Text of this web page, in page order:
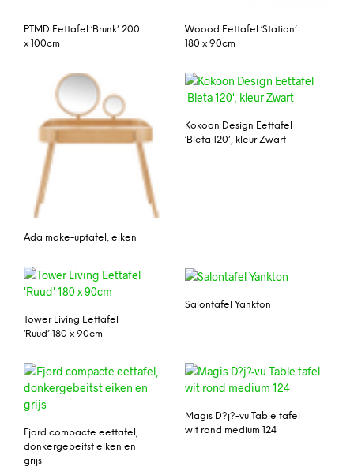
PTMD Eettafel ‘Brunk’ 200
x 100cm
Woood Eettafel ‘Station’
180 x 90cm
Ada make-uptafel, eiken
Kokoon Design Eettafel
‘Bleta 120’, kleur Zwart
Tower Living Eettafel
‘Ruud’ 180 x 90cm
Salontafel Yankton
Fjord compacte eettafel,
donkergebeitst eiken en
grijs
Magis D?j?-vu Table tafel
wit rond medium 124